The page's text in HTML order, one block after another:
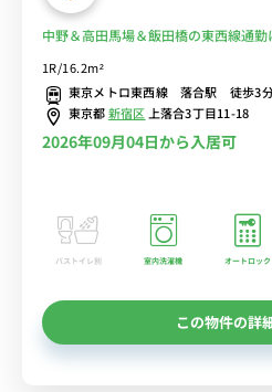
中野＆高田馬場＆飯田橋の東西線通
1R/16.2m²
東京メトロ東西線 落合駅 徒歩3
東京都新宿区 上落合3丁目11-18
2026年09月04日から入居可
バストイレ別 室内洗濯機 オートロック
この物件の詳